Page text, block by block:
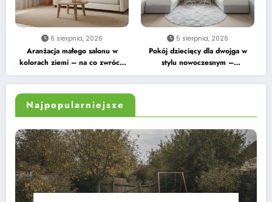
6 sierpnia, 2026
Aranżacja małego salonu w
kolorach ziemi – na co zwrócić
uwagę
5 sierpnia, 2026
Pokój dziecięcy dla dwojga w
stylu nowoczesnym –
praktyczne wskazówki
Najpopularniejsze